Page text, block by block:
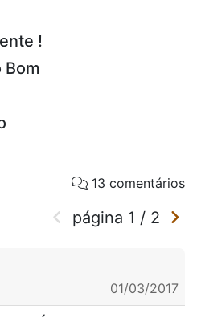
!
Bom
13 comentários
página 1 / 2
01/03/2017